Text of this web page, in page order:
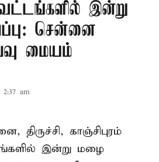
இன்று
சென்னை
மையம்
am
திருச்சி, காஞ்சிபுரம்
இன்று மழை